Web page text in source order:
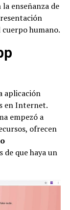
enseñanza de
humano.
aplicación
en Internet.
empezó a
ofrecen
de que haya un